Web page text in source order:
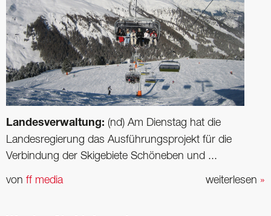
Landesverwaltung: (nd) Am Dienstag hat die
Landesregierung das Ausführungsprojekt für die
Verbindung der Skigebiete Schöneben und ...
weiterlesen »
von ff media